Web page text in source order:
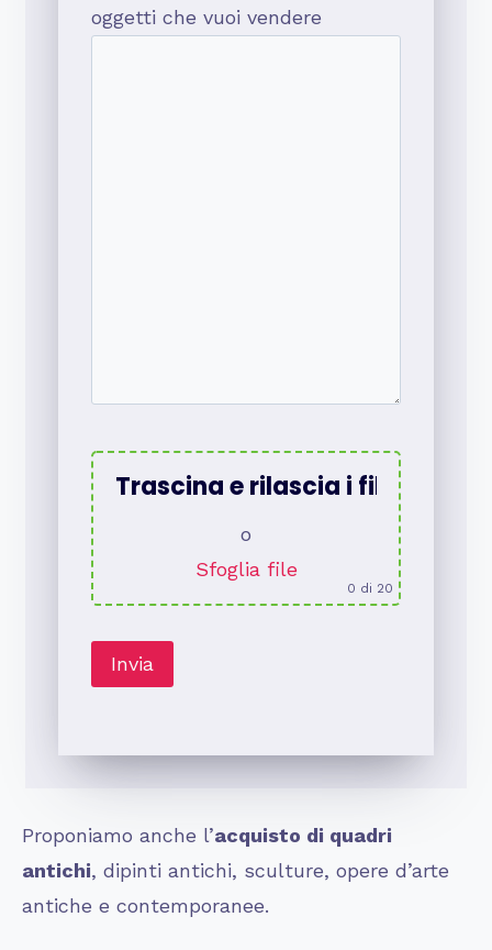
oggetti che vuoi vendere
Trascina e rilascia i file qui
o
Sfoglia file
0 di 20
Proponiamo anche l’acquisto di quadri
antichi, dipinti antichi, sculture, opere d’arte
antiche e contemporanee.